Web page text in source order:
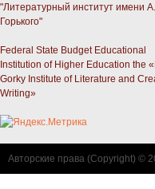
"Литературный институт имени
Горького"
Federal State Budget Educational
Institution of Higher Education the
Gorky Institute of Literature and
Writing»
Авторские права (Copyright) ©